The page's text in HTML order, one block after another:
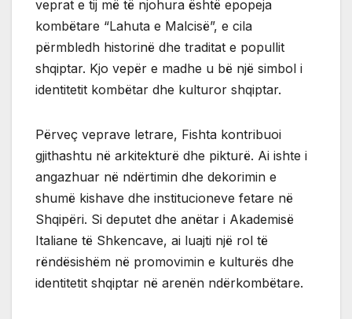
veprat e tij më të njohura është epopeja
kombëtare “Lahuta e Malcisë”, e cila
përmbledh historinë dhe traditat e popullit
shqiptar. Kjo vepër e madhe u bë një simbol i
identitetit kombëtar dhe kulturor shqiptar.
Përveç veprave letrare, Fishta kontribuoi
gjithashtu në arkitekturë dhe pikturë. Ai ishte i
angazhuar në ndërtimin dhe dekorimin e
shumë kishave dhe institucioneve fetare në
Shqipëri. Si deputet dhe anëtar i Akademisë
Italiane të Shkencave, ai luajti një rol të
rëndësishëm në promovimin e kulturës dhe
identitetit shqiptar në arenën ndërkombëtare.